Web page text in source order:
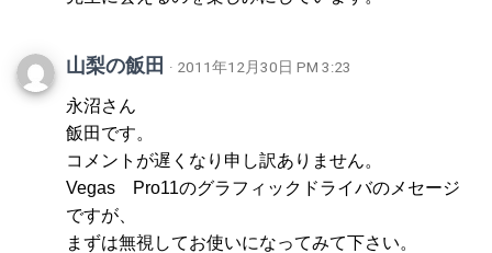
山梨の飯田 · 2011年12月30日 PM 3:23
永沼さん
飯田です。
コメントが遅くなり申し訳ありません。
Vegas Pro11のグラフィックドライバのメセージ
ですが、
まずは無視してお使いになってみて下さい。